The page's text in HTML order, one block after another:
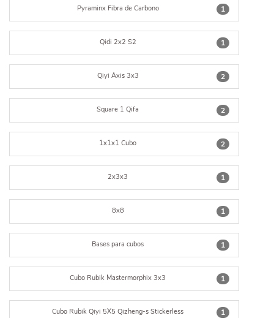
1
Pyraminx Fibra de Carbono
1
Qidi 2x2 S2
2
Qiyi Axis 3x3
2
Square 1 Qifa
2
1x1x1 Cubo
1
2x3x3
1
8x8
1
Bases para cubos
1
Cubo Rubik Mastermorphix 3x3
1
Cubo Rubik Qiyi 5X5 Qizheng-s Stickerless